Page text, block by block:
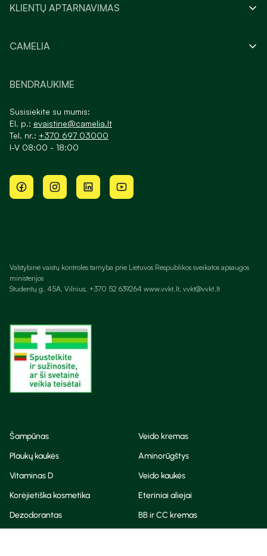
KLIENTŲ APTARNAVIMAS
CAMELIA
BENDRAUKIME
Susisiekite su mumis:
El. p.: evaistine@camelia.lt
Tel. nr.: +370 697 03000
I-V 08:00 - 18:00
Valstybinė vaistų kontrolės tarnyba prie Lietuvos Respublikos sveikatos apsaugos
ministerijos
Studentų g. 45A, Vilnius, +370 52 639264 www.vvkt.lt, vvkt@vvkt.lt
Šampūnas
Veido kremas
Plaukų kaukės
Aminorūgštys
Vitaminas D
Veido kaukės
Korėjietiška kosmetika
Eteriniai aliejai
Dezodorantas
BB ir CC kremas